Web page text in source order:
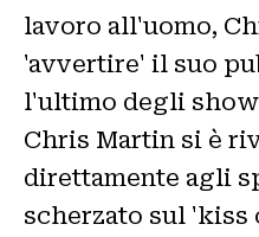
lavoro all'uomo,
'avvertire' il suo
l'ultimo degli
Chris Martin si è
direttamente agli
scherzato sul 'kiss